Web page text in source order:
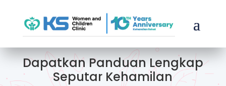
Dapatkan Panduan Lengkap
Seputar Kehamilan